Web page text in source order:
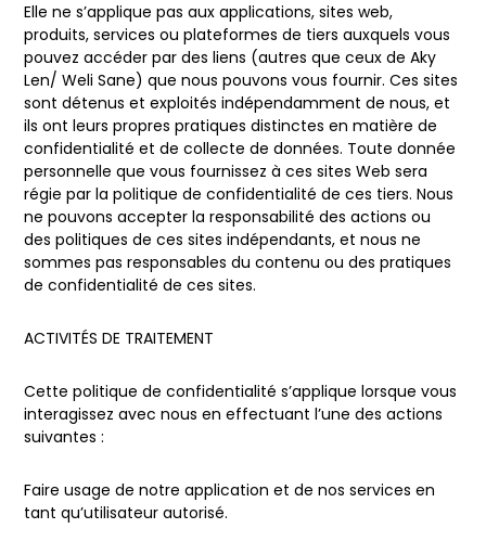
Elle ne s’applique pas aux applications, sites web,
produits, services ou plateformes de tiers auxquels vous
pouvez accéder par des liens (autres que ceux de Aky
Len/ Weli Sane) que nous pouvons vous fournir. Ces sites
sont détenus et exploités indépendamment de nous, et
ils ont leurs propres pratiques distinctes en matière de
confidentialité et de collecte de données. Toute donnée
personnelle que vous fournissez à ces sites Web sera
régie par la politique de confidentialité de ces tiers. Nous
ne pouvons accepter la responsabilité des actions ou
des politiques de ces sites indépendants, et nous ne
sommes pas responsables du contenu ou des pratiques
de confidentialité de ces sites.
ACTIVITÉS DE TRAITEMENT
Cette politique de confidentialité s’applique lorsque vous
interagissez avec nous en effectuant l’une des actions
suivantes :
Faire usage de notre application et de nos services en
tant qu’utilisateur autorisé.